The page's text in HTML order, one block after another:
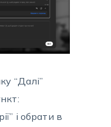
“Далі”
і обрати в